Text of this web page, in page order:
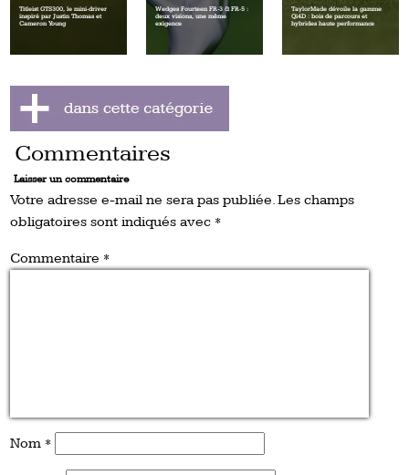
Titleist GTS300, le mini‑driver
inspiré par Justin Thomas et
Cameron Young
Wedges Fourteen FR‑3 & FR‑5 :
deux visions, une même
exigence
TaylorMade dévoile la gamme
Qi4D : bois de parcours et
hybrides haute performance
Commentaires
Laisser un commentaire
Votre adresse e-mail ne sera pas publiée.Les champs
obligatoires sont indiqués avec *
Commentaire *
Nom *